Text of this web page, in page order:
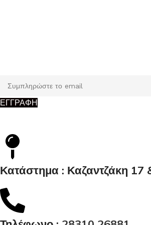
ΕΓΓΡΑΦΗ
Κατάστημα : Καζαντζάκη